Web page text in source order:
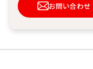
お問い合わせ